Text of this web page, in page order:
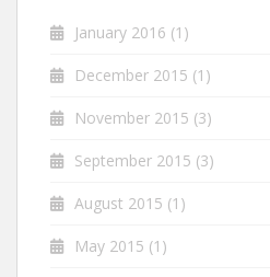
January 2016 (1)
December 2015 (1)
November 2015 (3)
September 2015 (3)
August 2015 (1)
May 2015 (1)